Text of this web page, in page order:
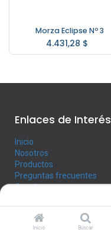
Inicio Buscar
Morza Eclipse Nº 3
4.431,28 $
Enlaces de Interés
Inicio
Nosotros
Productos
Preguntas frecuentes
Contáctenos